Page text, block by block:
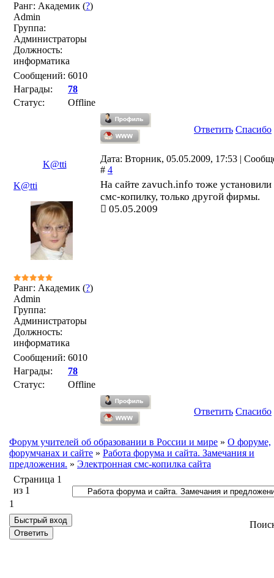
Ранг: Академик (?)
Admin
Группа:
Администраторы
Должность:
информатика
Сообщений: 6010
Награды:
78
Статус:
Offline
Ответить Спасибо
K@tti
Дата: Вторник, 05.05.2009, 17:53 |
# 4
K@tti
Ранг: Академик (?)
Admin
Группа:
Администраторы
Должность:
информатика
Сообщений: 6010
Награды:
78
Статус:
Offline
На сайте zavuch.info тоже установили
смс-копилку, только другой фирмы.
05.05.2009
Ответить Спасибо
Форум учителей об образовании в России и мире » О форуме,
форумчанах и сайте » Работа форума и сайта. Замечания и
предложения. » Электронная смс-копилка сайта
Страница 1
из 1
1